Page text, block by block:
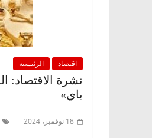
اقتصاد الرئيسية
باي»
18 نوفمبر، 2024